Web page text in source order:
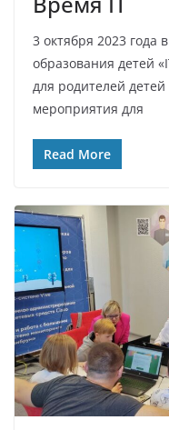
3 октября 2023 года
образования детей
для родителей
мероприятия для
Read More